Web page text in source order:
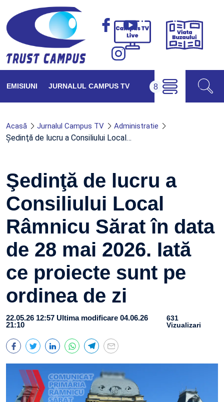
Campus
Viața
EMISIUNI JURNALUL CAMPUS TV
Acasă Jurnalul Campus TV Administratie
Şedinţă de lucru a Consiliului Local…
Şedinţă de lucru a
Consiliului Local
Râmnicu Sărat în data
de 28 mai 2026. Iată
ce proiecte sunt pe
ordinea de zi
22.05.26 12:57 Ultima modificare 04.06.26
21:10
631
Vizualizari